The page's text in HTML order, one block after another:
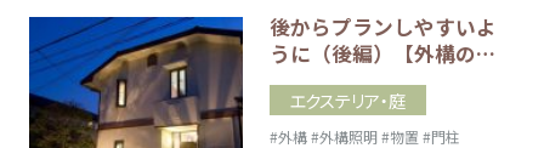
後からプランしやすいよ
うに（後編）【外構の…
エクステリア・庭
#外構#外構照明 #物置 #門柱